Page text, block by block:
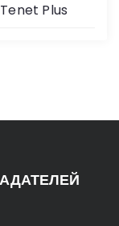
Plus